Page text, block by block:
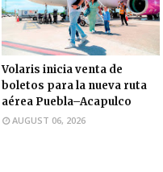
Volaris inicia venta de
boletos para la nueva ruta
aérea Puebla–Acapulco
AUGUST 06, 2026